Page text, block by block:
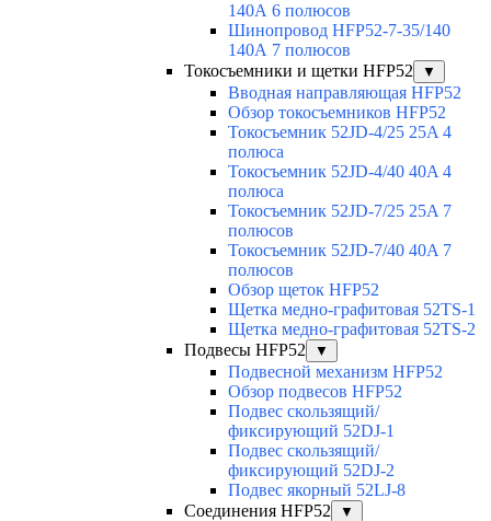
140А 6 полюсов
Шинопровод HFP52-7-35/140
140А 7 полюсов
Токосъемники и щетки HFP52
▼
Вводная направляющая HFP52
Обзор токосъемников HFP52
Токосъемник 52JD-4/25 25A 4
полюса
Токосъемник 52JD-4/40 40A 4
полюса
Токосъемник 52JD-7/25 25A 7
полюсов
Токосъемник 52JD-7/40 40A 7
полюсов
Обзор щеток HFP52
Щетка медно-графитовая 52TS-1
Щетка медно-графитовая 52TS-2
Подвесы HFP52
▼
Подвесной механизм HFP52
Обзор подвесов HFP52
Подвес скользящий/
фиксирующий 52DJ-1
Подвес скользящий/
фиксирующий 52DJ-2
Подвес якорный 52LJ-8
Соединения HFP52
▼